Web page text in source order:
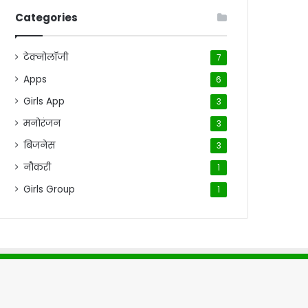
Categories
टेक्नोलॉजी 7
Apps 6
Girls App 3
मनोरंजन 3
बिजनेस 3
नौकरी 1
Girls Group 1